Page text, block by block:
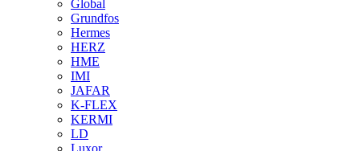
Global
Grundfos
Hermes
HERZ
HME
IMI
JAFAR
K-FLEX
KERMI
LD
Luxor